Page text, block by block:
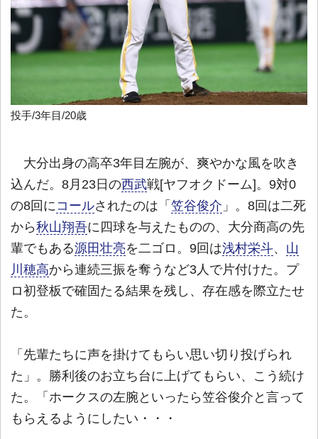
投手/3年目/20歳
大分出身の高卒3年目左腕が、爽やかな風を吹き
込んだ。8月23日の西武戦[ヤフオクドーム]。9対0
の8回にコールされたのは「 笠谷俊介 」。8回は二死
から秋山翔吾に四球を与えたものの、大分商高の先
輩でもある源田壮亮を二ゴロ。9回は浅村栄斗、 山
川穂高から連続三振を奪うなど3人で片付けた。プ
ロ初登板で確固たる結果を残し、存在感を際立たせ
た。
「先輩たちに声を掛けてもらい思い切り投げられ
た」。勝利後のお立ち台に上げてもらい、こう続け
た。「ホークスの左腕といったら笠谷俊介と言って
もらえるようにしたい・・・